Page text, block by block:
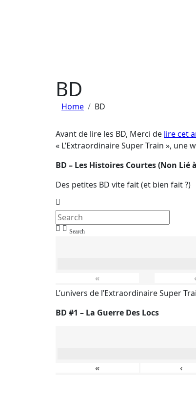
BD
Home BD
Avant de lire les BD, Merci de lire cet
« L’Extraordinaire Super Train », une
BD – Les Histoires Courtes (Non Lié
Des petites BD vite fait (et bien fait ?)
Search
« ‹
L’univers de l’Extraordinaire Super
BD #1 – La Guerre Des Locs
« ‹